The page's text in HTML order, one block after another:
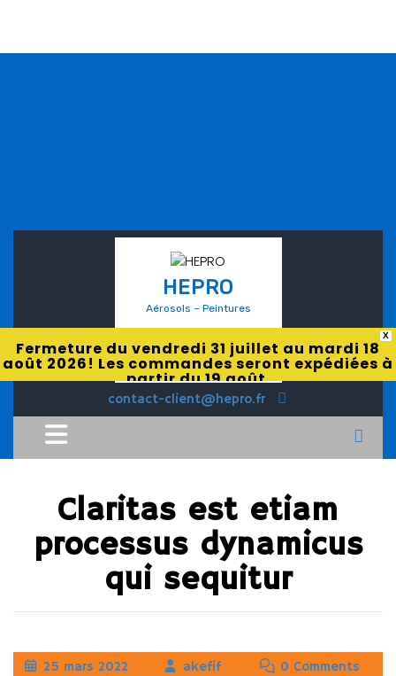
X
Fermeture du vendredi 31 juillet au mardi 18
août 2026! Les commandes seront expédiées à
partir du 19 août.
HEPRO
Aérosols – Peintures
contact-client@hepro.fr
Claritas est etiam
processus dynamicus
qui sequitur
25 mars 2022 akefif 0 Comments